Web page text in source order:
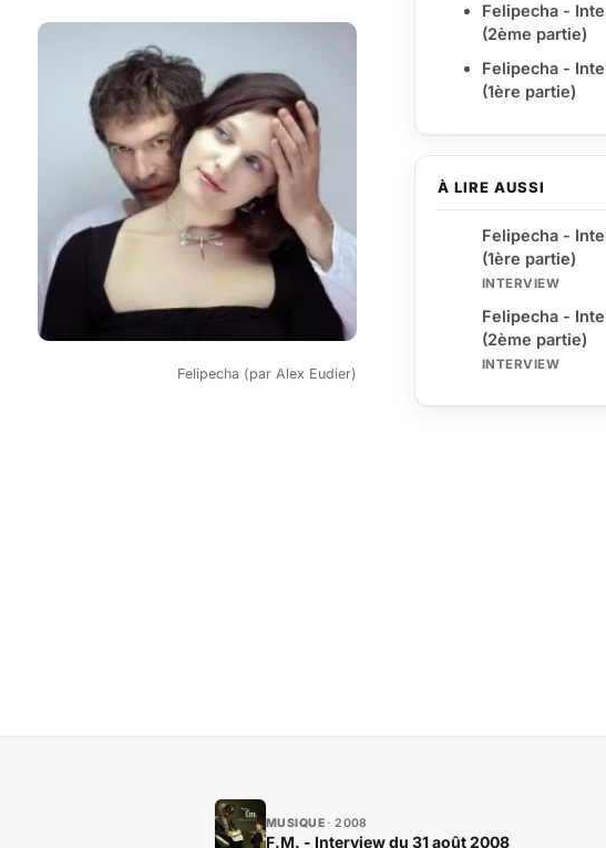
Felipecha (par Alex Eudier)
À LIRE AUSSI
Felipecha -
(1ère partie)
INTERVIEW
Felipecha -
(2ème partie)
INTERVIEW
Felipecha -
(2ème partie)
Felipecha -
(1ère partie)
MUSIQUE 2008
F.M. - Interview du 31 août 2008